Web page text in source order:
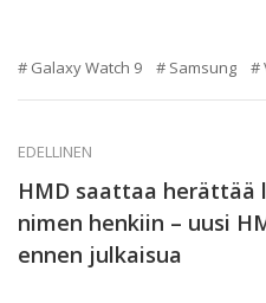
Galaxy Watch 9 Samsung
EDELLINEN
HMD saattaa herättää
nimen henkiin – uusi
ennen julkaisua